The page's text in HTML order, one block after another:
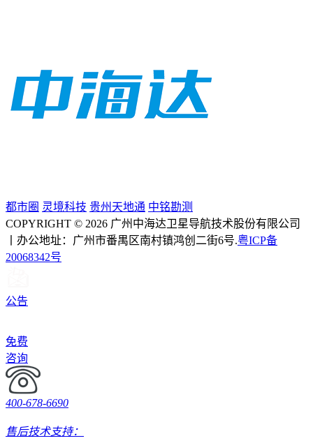
都市圈 灵境科技 贵州天地通 中铭勘测
COPYRIGHT © 2026 广州中海达卫星导航技术股份有限公司
丨办公地址：广州市番禺区南村镇鸿创二街6号.粤ICP备
20068342号
公告
免费
咨询
400-678-6690
售后技术支持：